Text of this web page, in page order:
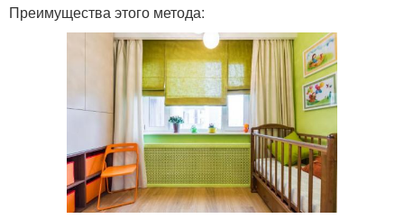
Преимущества этого метода: